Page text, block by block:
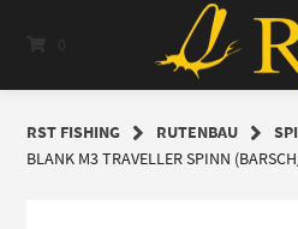
RST FISHING RUTENBAU
BLANK M3 TRAVELLER SPINN